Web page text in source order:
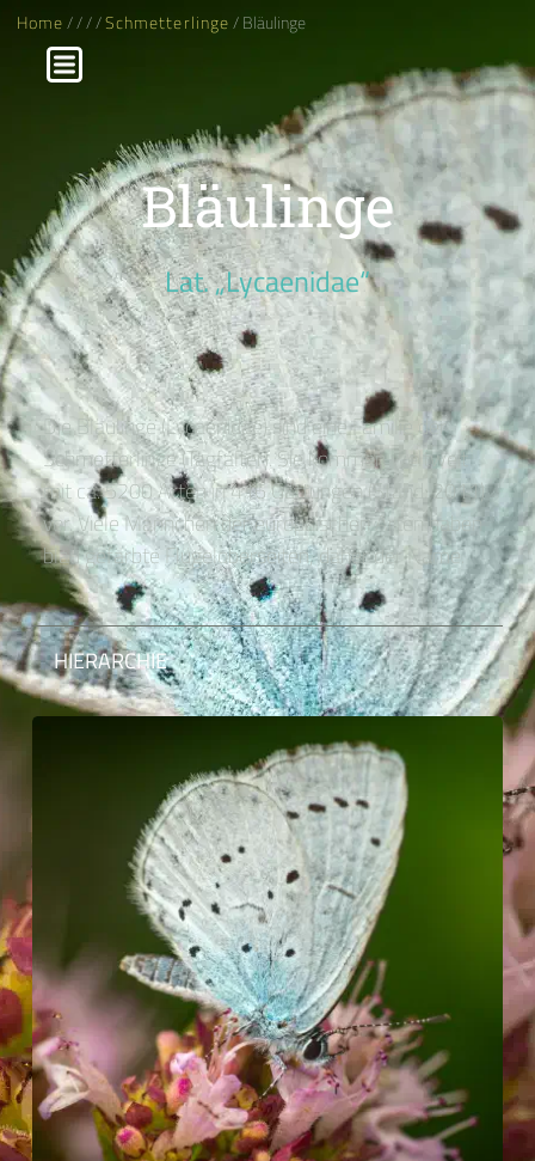
Home////Schmetterlinge/ Bläulinge
Bläulinge
Lat. „Lycaenidae“
Die Bläulinge (Lycaenidae) sind eine Familie der
Schmetterlinge (Tagfalter). Sie kommen weltweit
mit ca. 5200 Arten in 416 Gattungen (Stand: 2011)
vor. Viele Männchen der europäischen Arten haben
blau gefärbte Flügeloberseiten, daher der Name.
HIERARCHIE